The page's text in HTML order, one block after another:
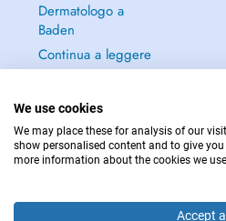
Dermatologo a
Baden
Continua a leggere
→
PER LE URGENZE,
We use cookies
We may place these for analysis of our
show personalised content and to give
more information about the cookies we
Accept all